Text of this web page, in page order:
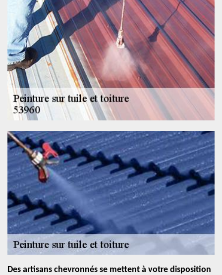
Des artisans chevronnés se mettent à votre disposition